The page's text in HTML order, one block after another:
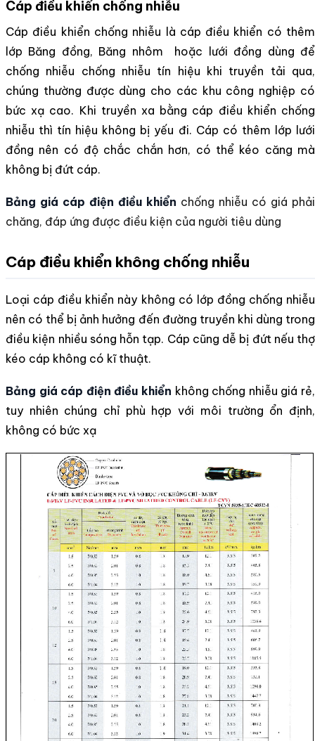
Cáp điều khiển chống nhiễu
Cáp điều khiển chống nhiễu là cáp điều khiển có thêm
lớp Băng đồng, Băng nhôm hoặc lưới đồng dùng để
chống nhiễu chống nhiễu tín hiệu khi truyền tải qua,
chúng thường được dùng cho các khu công nghiệp có
bức xạ cao. Khi truyền xa bằng cáp điều khiển chống
nhiễu thì tín hiệu không bị yếu đi. Cáp có thêm lớp lưới
đồng nên có độ chắc chắn hơn, có thể kéo căng mà
không bị đứt cáp.
Bảng giá cáp điện điều khiển chống nhiễu có giá phải
chăng, đáp ứng được điều kiện của người tiêu dùng
Cáp điều khiển không chống nhiễu
Loại cáp điều khiển này không có lớp đồng chống nhiễu
nên có thể bị ảnh hưởng đến đường truyền khi dùng trong
điều kiện nhiều sóng hỗn tạp. Cáp cũng dễ bị đứt nếu thợ
kéo cáp không có kĩ thuật.
Bảng giá cáp điện điều khiển không chống nhiễu giá rẻ,
tuy nhiên chúng chỉ phù hợp với môi trường ổn định,
không có bức xạ